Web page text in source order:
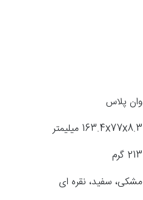
وان پلاس
163.4x77x8.3 میلیمتر
213 گرم
مشکی، سفید، نقره ای